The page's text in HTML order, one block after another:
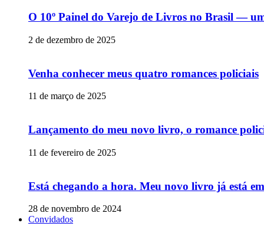
O 10º Painel do Varejo de Livros no Brasil —
2 de dezembro de 2025
Venha conhecer meus quatro romances policiais
11 de março de 2025
Lançamento do meu novo livro, o romance
11 de fevereiro de 2025
Está chegando a hora. Meu novo livro já está
28 de novembro de 2024
Convidados